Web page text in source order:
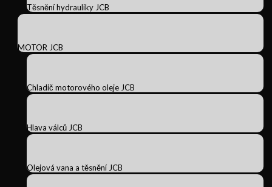
Těsnění hydrauliky JCB
MOTOR JCB
Chladič motorového oleje JCB
Hlava válců JCB
Olejová vana a těsnění JCB